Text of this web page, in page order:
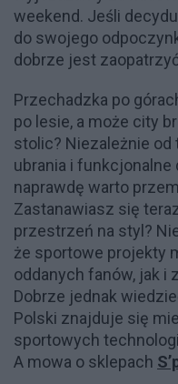
weekend. Jeśli
do swojego
dobrze jest
Przechadzka po
po lesie, a może city
stolic? Niezależnie
ubrania i
naprawdę warto
Zastanawiasz się
przestrzeń na styl?
że sportowe projekty
oddanych fanów, jak i
Dobrze jednak
Polski znajduje się
sportowych
A mowa o sklepach